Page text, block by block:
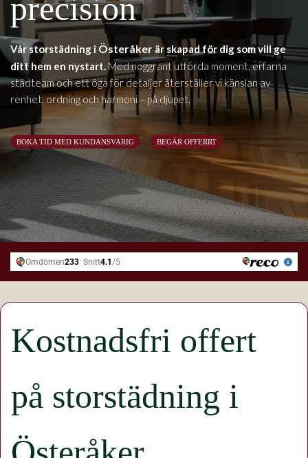
precision
Vår storstädning i Österåker är skapad för dig som vill ge
ditt hem en nystart.Med noggrant utförda moment, erfarna
städteam och ett öga för detaljer återställer vi känslan av
renhet, ordning och harmoni – på djupet.
BOKA TID MED KUNDANSVARIG BEGÄR OFFERRT
Kostnadsfri offert
på storstädning i